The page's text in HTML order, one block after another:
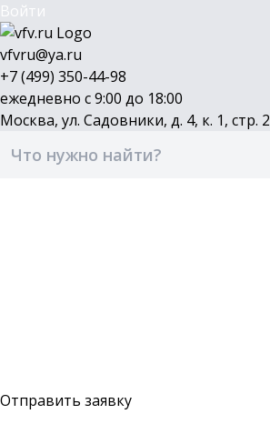
Войти
vfvru@ya.ru
+7 (499) 350-44-98
ежедневно с 9:00 до 18:00
Москва, ул. Садовники, д. 4, к. 1, стр. 2
Отправить заявку